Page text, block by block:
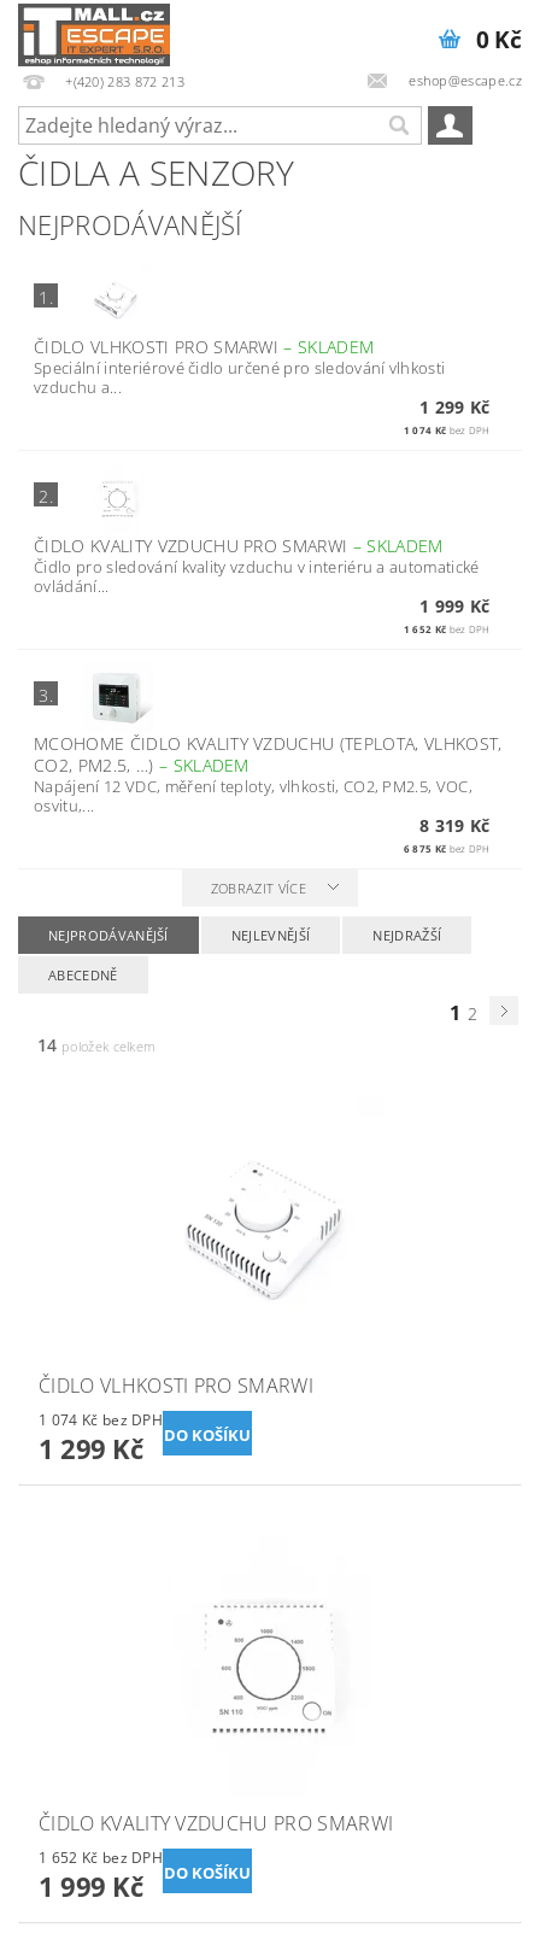
+(420) 283 872 213 eshop@escape.cz
0 Kč
ČIDLA A SENZORY
NEJPRODÁVANĚJŠÍ
1.
ČIDLO VLHKOSTI PRO SMARWI–SKLADEM
Speciální interiérové čidlo určené pro sledování vlhkosti
vzduchu a...
1 299 Kč
1 074 Kč bez DPH
2.
ČIDLO KVALITY VZDUCHU PRO SMARWI –SKLADEM
Čidlo pro sledování kvality vzduchu v interiéru a automatické
ovládání...
1 999 Kč
1 652 Kč bez DPH
3.
MCOHOME ČIDLO KVALITY VZDUCHU (TEPLOTA, VLHKOST,
CO2, PM2.5, …) – SKLADEM
Napájení 12 VDC, měření teploty, vlhkosti, CO2, PM2.5, VOC,
osvitu,...
8 319 Kč
6 875 Kč bez DPH
ZOBRAZIT VÍCE
NEJPRODÁVANĚJŠÍ NEJLEVNĚJŠÍ NEJDRAŽŠÍ
ABECEDNĚ
1 2
14 položek celkem
ČIDLO VLHKOSTI PRO SMARWI
1 074 Kč bez DPH
1 299 Kč
ČIDLO KVALITY VZDUCHU PRO SMARWI
1 652 Kč bez DPH
1 999 Kč